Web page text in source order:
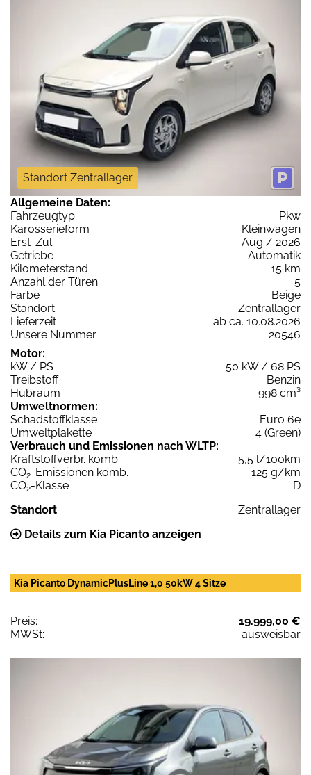
Standort Zentrallager
Allgemeine Daten:
Fahrzeugtyp
Pkw
Karosserieform
Kleinwagen
Erst-Zul.
Aug / 2026
Getriebe
Automatik
Kilometerstand
15 km
Anzahl der Türen
5
Farbe
Beige
Standort
Zentrallager
Lieferzeit
ab ca. 10.08.2026
Unsere Nummer
20546
Motor:
kW / PS
50 kW / 68 PS
Treibstoff
Benzin
Hubraum
998 cm³
Umweltnormen:
Schadstoffklasse
Euro 6e
Umweltplakette
4 (Green)
Verbrauch und Emissionen nach WLTP:
Kraftstoffverbr. komb.
5,5 l/100km
CO2-Emissionen komb.
125 g/km
CO2-Klasse
D
Standort
Zentrallager
Details zum Kia Picanto anzeigen
Kia Picanto DynamicPlusLine 1,0 50kW 4 Sitze
Preis:
19.999,00 €
MWSt:
ausweisbar